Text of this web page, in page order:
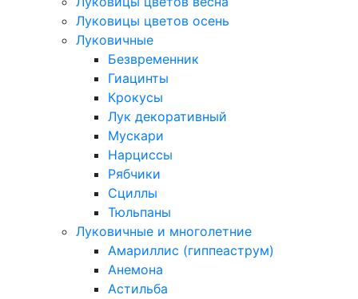
Луковицы цветов осень
Луковичные
Безвременник
Гиацинты
Крокусы
Лук декоративный
Мускари
Нарциссы
Рябчики
Сциллы
Тюльпаны
Луковичные и многолетние
Амариллис (гиппеаструм)
Анемона
Астильба